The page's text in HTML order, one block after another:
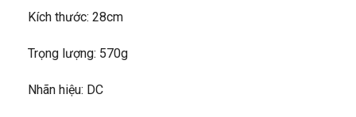
Kích thước: 28cm
Trọng lượng: 570g
Nhãn hiệu: DC